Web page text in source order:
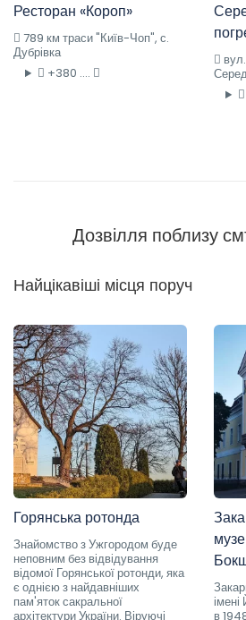
Ресторан «Короп»
789 км траси "Київ-Чоп", с.
Дубрівка
+380 ....
Дозвілля поблизу
Найцікавіші місця поруч
Горянська ротонда
Знайомство з Ужгородом буде
неповним без відвідування
відомої Горянської ротонди, яка
є однією з найдавніших
пам'яток сакральної
архітектури України. Віруючі
в